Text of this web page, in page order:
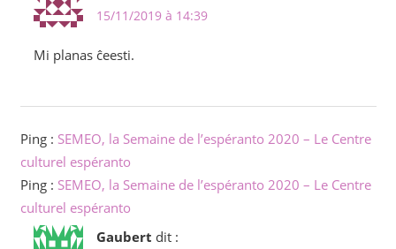
15/11/2019 à 14:39
Mi planas ĉeesti.
Ping : SEMEO, la Semaine de l’espéranto 2020 – Le Centre
culturel espéranto
Ping : SEMEO, la Semaine de l’espéranto 2020 – Le Centre
culturel espéranto
Gaubert dit :